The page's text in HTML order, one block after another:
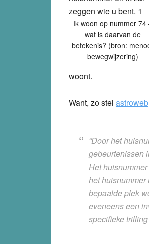
Ik woon op nummer 74
wat is daarvan de
betekenis? (bron:
bewegwijzering)
woont.
Want, zo stel astroweb
“Door het
gebeurtenissen
Het
het
bepaalde plek
eveneens een
specifieke trilling